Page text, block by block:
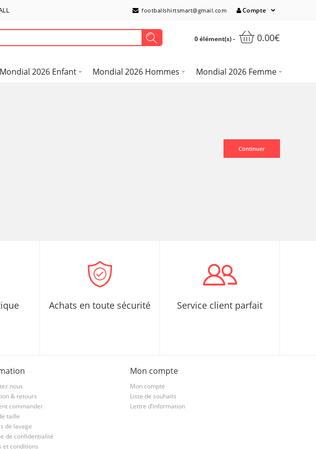
footballshirtsmart@gmail.com Compte
0 élément(s) - 0.00€
Mondial 2026 Enfant Mondial 2026 Hommes Mondial 2026 Femme
Continuer
Achats en toute sécurité Service client parfait
nous
& retours
commander
taille
de lavage
de confidentialité
et conditions
Mon compte
Mon compte
Liste de souhaits
Lettre d’information